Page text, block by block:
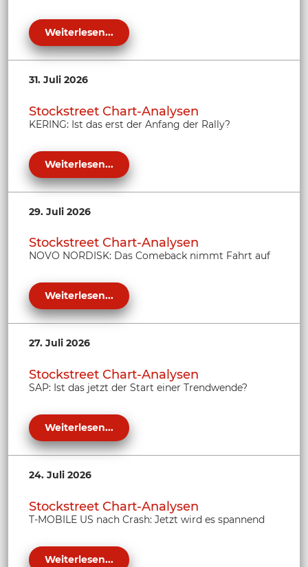
Weiterlesen...
31. Juli 2026
Stockstreet Chart-Analysen
KERING: Ist das erst der Anfang der Rally?
Weiterlesen...
29. Juli 2026
Stockstreet Chart-Analysen
NOVO NORDISK: Das Comeback nimmt Fahrt auf
Weiterlesen...
27. Juli 2026
Stockstreet Chart-Analysen
SAP: Ist das jetzt der Start einer Trendwende?
Weiterlesen...
24. Juli 2026
Stockstreet Chart-Analysen
T-MOBILE US nach Crash: Jetzt wird es spannend
Weiterlesen...